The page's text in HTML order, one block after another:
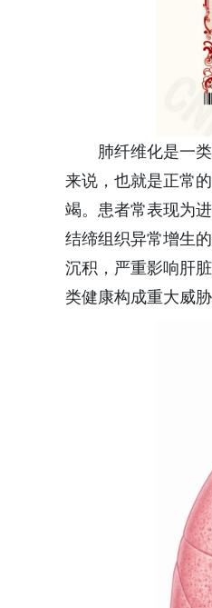
肺纤维化是一
来说，也就是正常
竭。患者常表现为
结缔组织异常增生
沉积，严重影响肝
类健康构成重大威胁